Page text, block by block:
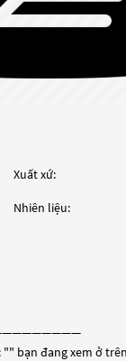
Xuất xứ:
Nhiên liệu:
"" bạn đang xem ở